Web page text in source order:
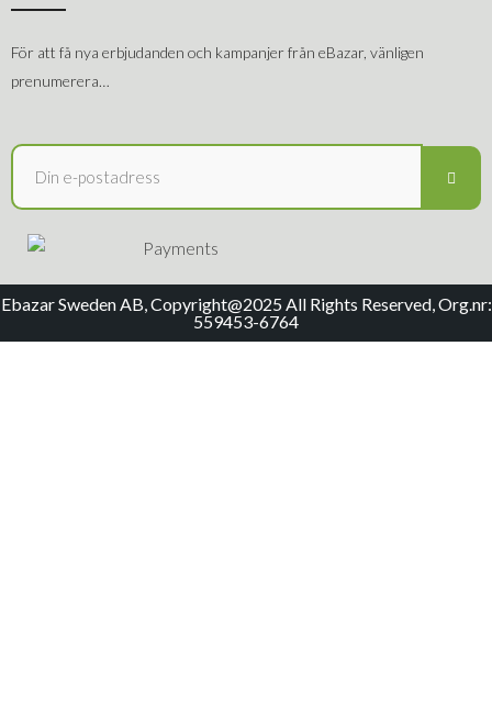
För att få nya erbjudanden och kampanjer från eBazar, vänligen
prenumerera…
Ebazar Sweden AB, Copyright@2025 All Rights Reserved, Org.nr:
559453-6764